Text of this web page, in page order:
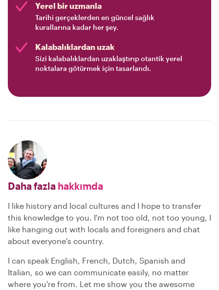
Yerel bir uzmanla
Tarihi gerçeklerden en güncel sağlık
kurallarına kadar her şey.
Kalabalıklardan uzak
Sizi kalabalıklardan uzaklaştırıp otantik yerel
noktalara götürmek için tasarlandı.
Daha fazla hakkımda
I like history and local cultures and I hope to transfer
this knowledge to you. I'm not too old, not too young, I
like hanging out with locals and foreigners and chat
about everyone's country.
I can speak English, French, Dutch, Spanish and
Italian, so we can communicate easily, no matter
where you're from. Let me show you the awesome